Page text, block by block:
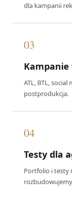
dla kampanii
03
ATL, BTL,
postprodukcja.
04
Testy dla
Portfolio i